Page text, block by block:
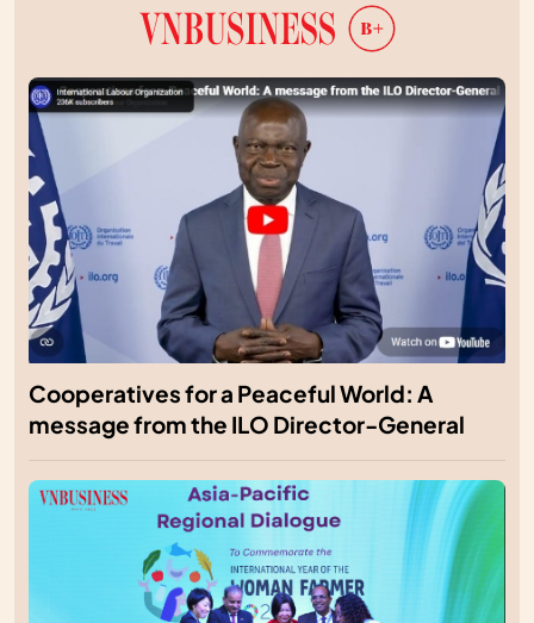
Cooperatives for a Peaceful World: A
message from the ILO Director-General